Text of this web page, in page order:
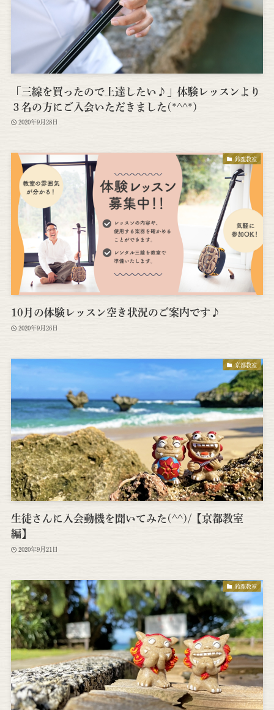
「三線を買ったので上達したい♪」体験レッスンより
３名の方にご入会いただきました(*^^*)
2020年9月28日
鈴鹿教室
10月の体験レッスン空き状況のご案内です♪
2020年9月26日
京都教室
生徒さんに入会動機を聞いてみた(^^)/【京都教室
編】
2020年9月21日
鈴鹿教室